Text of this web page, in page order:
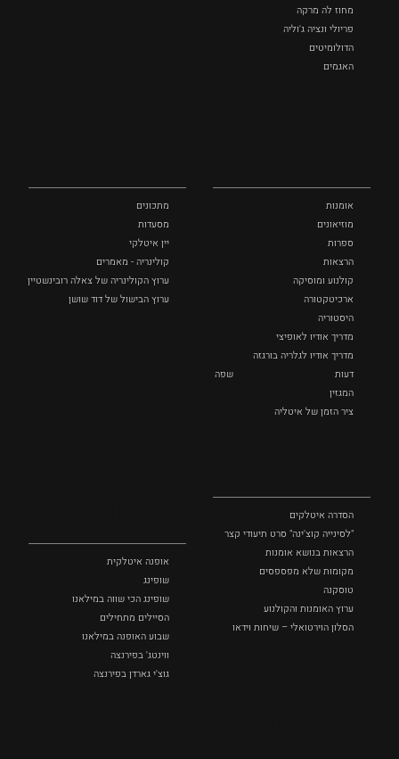
מחוז לה מרקה
פריולי ונציה ג'וליה
הדולומיטים
האגמים
אומנות
מוזיאונים
ספרות
הרצאות
קולנוע ומוסיקה
ארכיטקטורה
היסטוריה
מדריך אודיו לאופיצי
מדריך אודיו לגלריה בורגזה
דעות
שפה
המגזין
ציר הזמן של איטליה
מתכונים
מסעדות
יין איטלקי
קולינריה - מאמרים
ערוץ הקולינריה של צאלה רובינשטיין
ערוץ הבישול של דוד שושן
הסדרה איטלקים
"לסינייה קוצ'ינה" סרט תיעודי קצר
הרצאות בנושא אומנות
מקומות שלא מפספסים
טוסקנה
ערוץ האומנות והקולנוע
הסלון הוירטואלי – שיחות וידאו
אופנה איטלקית
שופינג
שופינג הכי שווה במילאנו
הסיילים מתחילים
שבוע האופנה במילאנו
ווינטג' בפירנצה
גוצ'י גארדן בפירנצה